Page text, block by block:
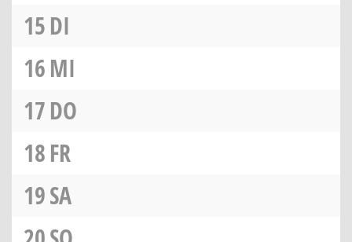
15DI
16MI
17DO
18FR
19SA